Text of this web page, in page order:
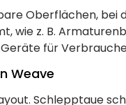
Oberflächen, bei
wie z. B.
für
Weave
Schlepptaue